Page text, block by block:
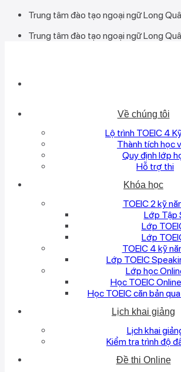
Trung tâm đào tạo ngoại ngữ Long
Trung tâm đào tạo ngoại ngữ Long
Về chúng tôi
Lộ trình TOEIC 4
Thành tích học
Quy định lớp
Hỗ trợ thi
Khóa học
TOEIC 2 kỹ
Lớp Tập
Lớp
Lớp
TOEIC 4 kỹ
Lớp TOEIC
Lớp học
Học TOEIC
Học TOEIC căn bản
Lịch khai giảng
Lịch khai
Kiểm tra trình độ
Đề thi Online